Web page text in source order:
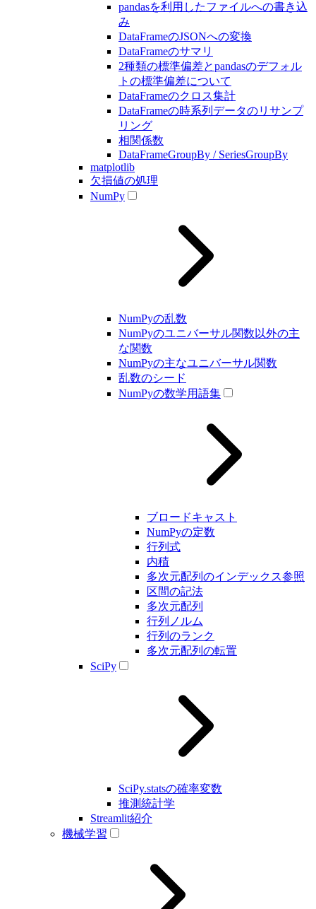
pandasを利用したファイルへの書き込
み
DataFrameのJSONへの変換
DataFrameのサマリ
2種類の標準偏差とpandasのデフォル
トの標準偏差について
DataFrameのクロス集計
DataFrameの時系列データのリサンプ
リング
相関係数
DataFrameGroupBy / SeriesGroupBy
matplotlib
欠損値の処理
NumPy
NumPyの乱数
NumPyのユニバーサル関数以外の主
な関数
NumPyの主なユニバーサル関数
乱数のシード
NumPyの数学用語集
ブロードキャスト
NumPyの定数
行列式
内積
多次元配列のインデックス参照
区間の記法
多次元配列
行列ノルム
行列のランク
多次元配列の転置
SciPy
SciPy.statsの確率変数
推測統計学
Streamlit紹介
機械学習